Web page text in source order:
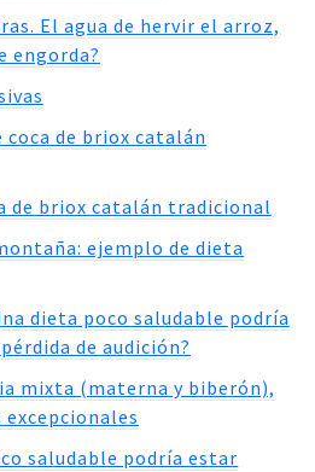
El agua de hervir el arroz,
engorda?
coca de briox catalán
de briox catalán tradicional
ejemplo de dieta
dieta poco saludable podría
de audición?
mixta (materna y biberón),
saludable podría estar